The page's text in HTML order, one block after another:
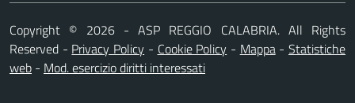
Copyright © 2026 - ASP REGGIO CALABRIA. All Rights
Reserved - Privacy Policy - Cookie Policy - Mappa-Statistiche
web - Mod. esercizio diritti interessati